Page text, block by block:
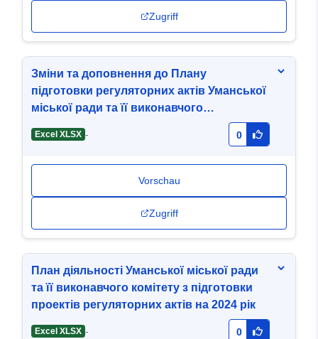
Zugriff
Зміни та доповнення до Плану
підготовки регуляторних актів Уманської
міської ради та її виконавчого
Excel XLSX - 0
Vorschau
Zugriff
План діяльності Уманської міської ради
та її виконавчого комітету з підготовки
проектів регуляторних актів на 2024 рік
Excel XLSX - 0